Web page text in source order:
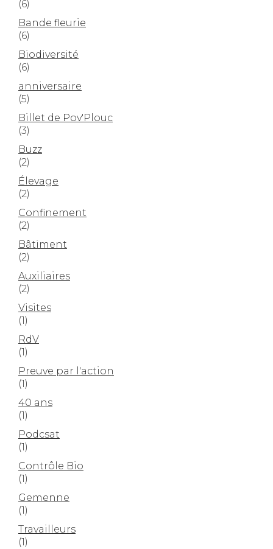
(6)
Bande fleurie
(6)
Biodiversité
(6)
anniversaire
(5)
Billet de Pov'Plouc
(3)
Buzz
(2)
Élevage
(2)
Confinement
(2)
Bâtiment
(2)
Auxiliaires
(2)
Visites
(1)
RdV
(1)
Preuve par l'action
(1)
40 ans
(1)
Podcsat
(1)
Contrôle Bio
(1)
Gemenne
(1)
Travailleurs
(1)